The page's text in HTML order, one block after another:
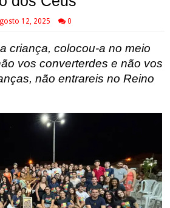
12, 2025 0
criança, colocou-a no meio
vos converterdes e não vos
não entrareis no Reino